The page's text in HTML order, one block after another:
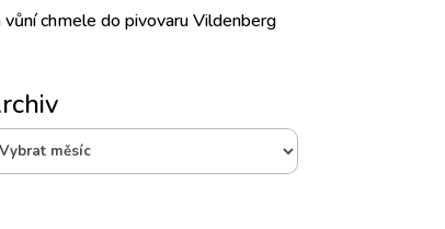
vůní chmele do pivovaru Vildenberg
Archiv